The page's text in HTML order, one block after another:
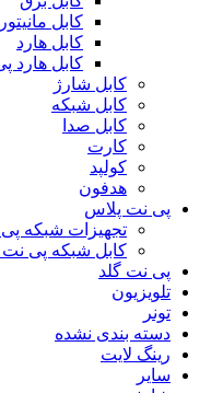
کابل مانیتور
کابل هارد
کابل هارد
کابل شارژ
کابل شبکه
کابل صدا
کارت
کولپد
هدفون
پی نت پلاس
تجهیزات شبکه
کابل شبکه پی
پی نت گلد
تلویزیون
تونر
دسته بندی نشده
رینگ لایت
سایر